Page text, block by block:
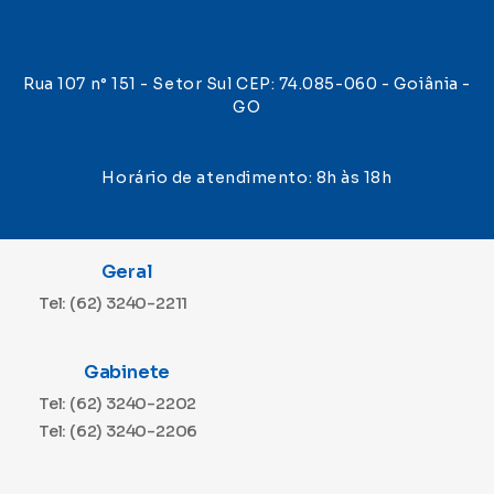
Rua 107 n° 151 - Setor Sul CEP: 74.085-060 - Goiânia -
GO
Horário de atendimento: 8h às 18h
Geral
Tel: (62) 3240-2211
Gabinete
Tel: (62) 3240-2202
Tel: (62) 3240-2206